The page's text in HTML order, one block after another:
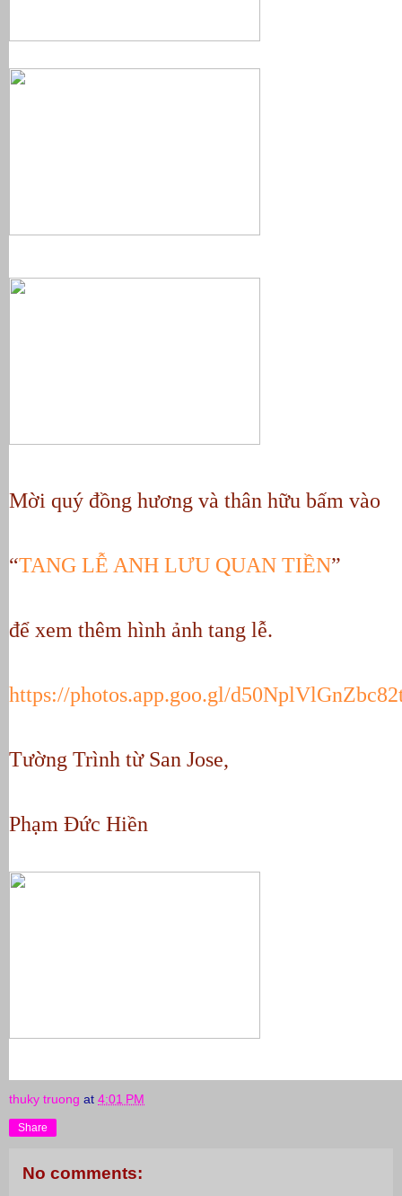
Mời quý đồng hương và thân hữu bấm vào
“TANG LỄ ANH LƯU QUAN TIỀN”
để xem thêm hình ảnh tang lễ.
https://photos.app.goo.gl/
Tường Trình từ San Jose,
Phạm Đức Hiền
thuky truong at 4:01 PM
Share
No comments: